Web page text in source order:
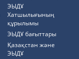
ЭЫДҰ
Хатшылығының
құрылымы
ЭЫДҰ бағыттары
Қазақстан және
ЭЫДҰ